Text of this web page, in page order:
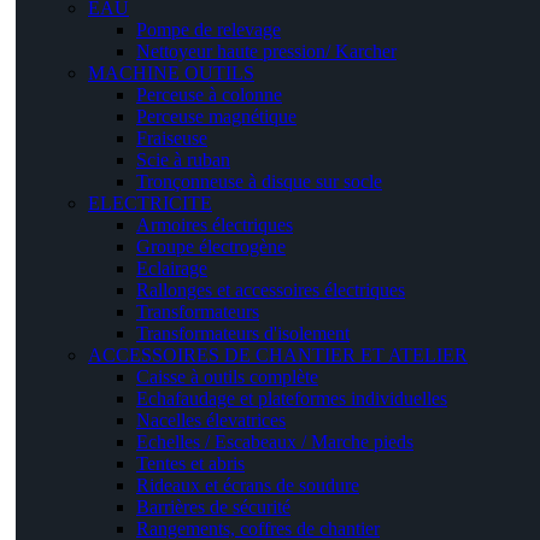
EAU
Pompe de relevage
Nettoyeur haute pression/ Karcher
MACHINE OUTILS
Perceuse à colonne
Perceuse magnétique
Fraiseuse
Scie à ruban
Tronçonneuse à disque sur socle
ELECTRICITE
Armoires électriques
Groupe électrogène
Eclairage
Rallonges et accessoires électriques
Transformateurs
Transformateurs d'isolement
ACCESSOIRES DE CHANTIER ET ATELIER
Caisse à outils complète
Echafaudage et plateformes individuelles
Nacelles élevatrices
Echelles / Escabeaux / Marche pieds
Tentes et abris
Rideaux et écrans de soudure
Barrières de sécurité
Rangements, coffres de chantier